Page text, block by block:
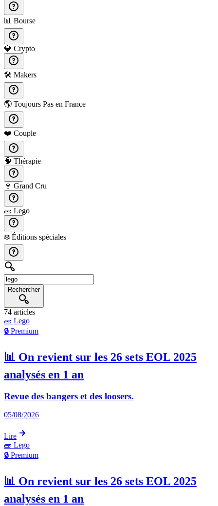
📊 Bourse
💎 Crypto
🛠️ Makers
🌎 Toujours Pas en France
❤️ Couple
🧠 Thérapie
🍷 Grand Cru
🧱 Lego
❄️ Éditions spéciales
Rechercher
74 articles
🧱 Lego
🔒 Premium
📊 On revient sur les 26 sets EOL 2025
analysés en 1 an
Revue des bangers et des loosers.
05/08/2026
Lire
🧱 Lego
🔒 Premium
📊 On revient sur les 26 sets EOL 2025
analysés en 1 an